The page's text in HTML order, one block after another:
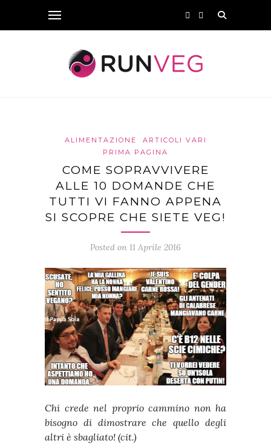
ALIMENTAZIONE
ARTICOLI VARI
PRIMA PAGINA
COME SOPRAVVIVERE
ALLE 10 DOMANDE CHE
TUTTI VI FANNO APPENA
SI SCOPRE CHE SIETE VEG!
Posted on 11 Aprile 2016
Chi crede nel proprio cammino non ha
bisogno di dimostrare che quello degli
altri è sbagliato! (cit.)